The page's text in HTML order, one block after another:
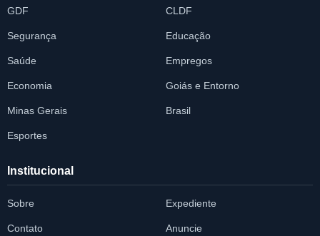
GDF CLDF
Segurança Educação
Saúde Empregos
Economia Goiás e Entorno
Minas Gerais Brasil
Esportes
Institucional
Sobre Expediente
Contato Anuncie